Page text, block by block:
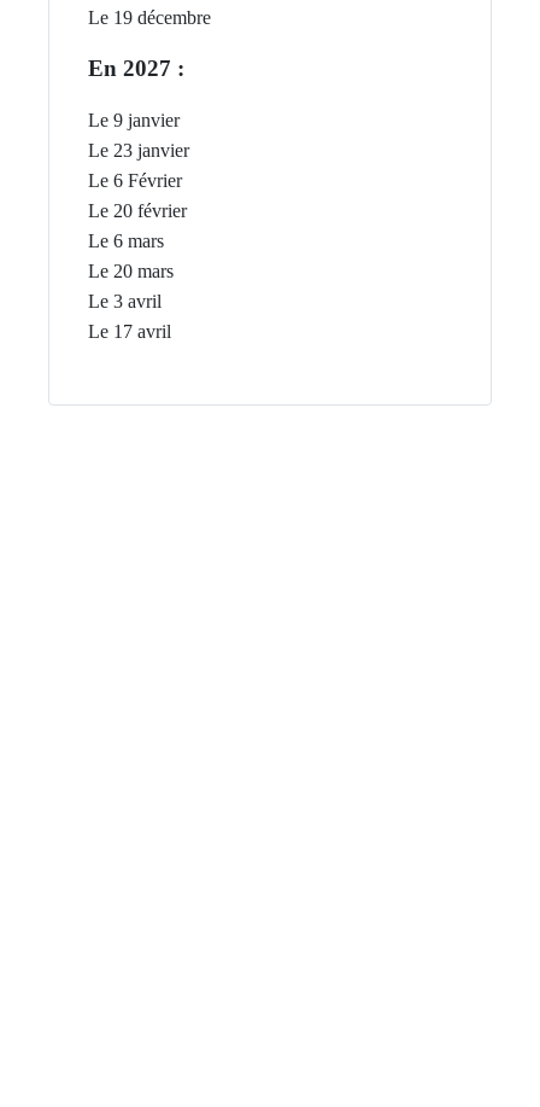
Le 19 décembre
En 2027 :
Le 9 janvier
Le 23 janvier
Le 6 Février
Le 20 février
Le 6 mars
Le 20 mars
Le 3 avril
Le 17 avril